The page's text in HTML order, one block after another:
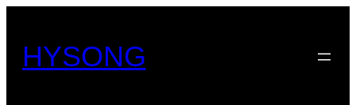
HYSONG